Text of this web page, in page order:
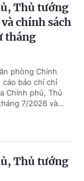
Thủ tướng
chính sách
tháng
phòng Chính
cáo báo chí chỉ
Chính phủ, Thủ
7/2026 và...
Thủ tướng